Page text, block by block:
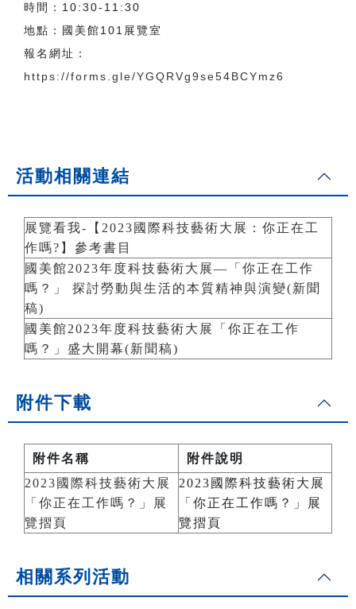
時間：10:30-11:30
地點：國美館101展覽室
報名網址：
https://forms.gle/YGQRVg9se54BCYmz6
活動相關連結
展覽看我-【2023國際科技藝術大展：你正在工
作嗎?】參考書目
國美館2023年度科技藝術大展—「你正在工作
嗎？」 探討勞動與生活的本質精神與演變(新聞
稿)
國美館2023年度科技藝術大展「你正在工作
嗎？」盛大開幕(新聞稿)
附件下載
附件名稱
附件說明
2023國際科技藝術大展
「你正在工作嗎？」展
覽摺頁
2023國際科技藝術大展
「你正在工作嗎？」展
覽摺頁
相關系列活動